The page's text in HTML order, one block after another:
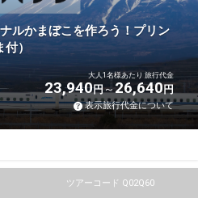
ルかまぼこを作ろう！プリン
）
大人1名様あたり 旅行代金
23,940円 26,640円
表示旅行代金について
ツアーコード Q02Q60